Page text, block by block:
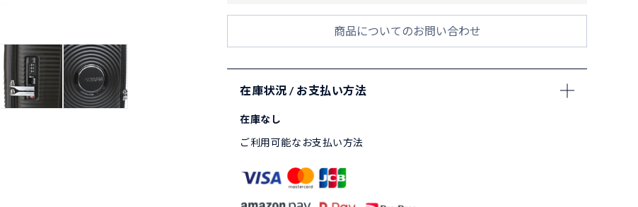
商品についてのお問い合わせ
在庫状況 / お支払い方法
在庫なし
ご利用可能なお支払い方法